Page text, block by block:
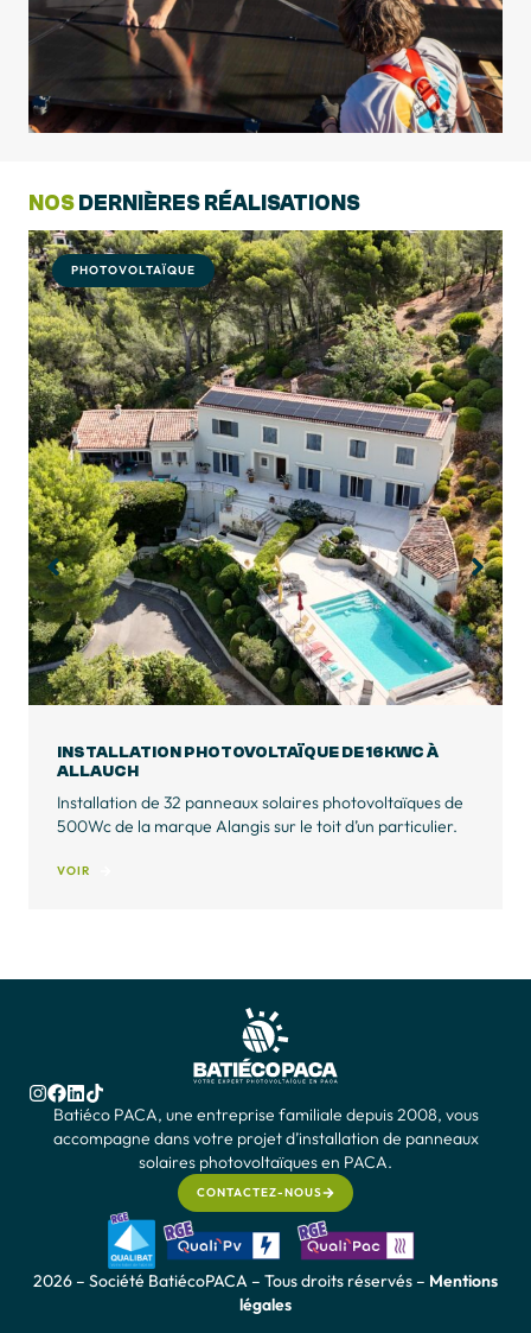
NOS DERNIÈRES RÉALISATIONS
PHOTOVOLTAÏQUE
INSTALLATION PHOTOVOLTAÏQUE DE 9KWC À
BAGNOLS-EN-FORÊT
Installation de 18 panneaux solaires photovoltaïques de
500W de la marque Alangis sur le toit d’une maison de
Batiéco PACA, une entreprise familiale depuis 2008, vous
accompagne dans votre projet d’installation de panneaux
solaires photovoltaïques en PACA.
CONTACTEZ-NOUS
2026 – Société BatiécoPACA – Tous droits réservés – Mentions
légales